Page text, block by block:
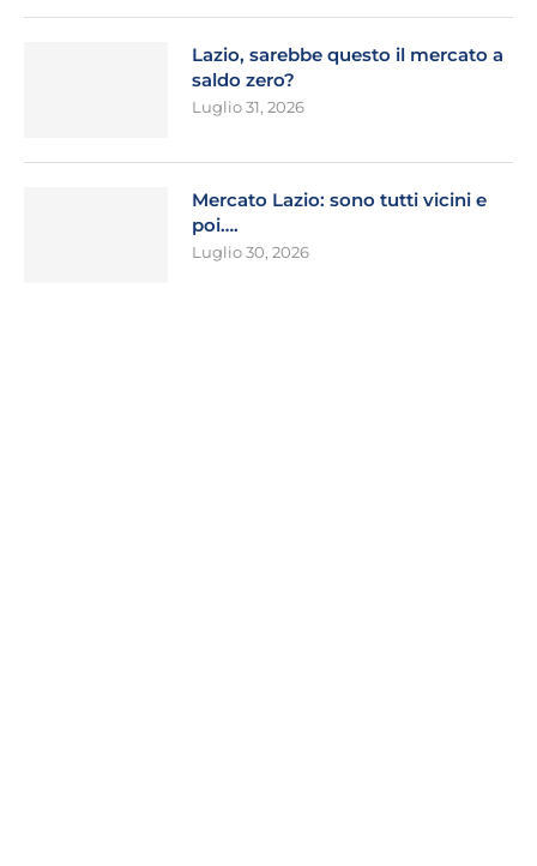
Lazio, sarebbe questo il mercato a
saldo zero?
Luglio 31, 2026
Mercato Lazio: sono tutti vicini e
poi….
Luglio 30, 2026